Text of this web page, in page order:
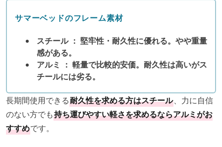
サマーベッドのフレーム素材
スチール ： 堅牢性・耐久性に優れる。やや重量
感がある。
アルミ ： 軽量で比較的安価。耐久性は高いがス
チールには劣る。
長期間使用できる耐久性を求める方はスチール、力に自信
のない方でも持ち運びやすい軽さを求めるならアルミがお
すすめです。